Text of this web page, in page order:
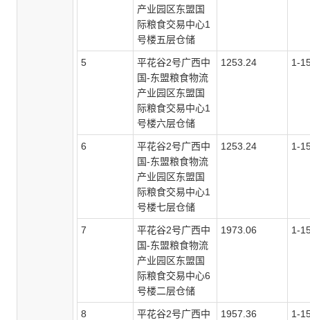
产业园区东盟国
际粮食交易中心1
号楼五层仓储
5 平花谷2号广西中
国-东盟粮食物流
产业园区东盟国
际粮食交易中心1
号楼六层仓储
1253.24 1-
6 平花谷2号广西中
国-东盟粮食物流
产业园区东盟国
际粮食交易中心1
号楼七层仓储
1253.24 1-
7 平花谷2号广西中
国-东盟粮食物流
产业园区东盟国
际粮食交易中心6
号楼二层仓储
1973.06 1-
8 平花谷2号广西中
1957.36 1-